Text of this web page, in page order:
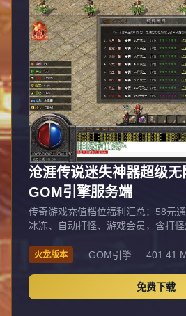
沧涯传说迷失神器超级
GOM引擎服务端
传奇游戏充值档位福利汇总：58元
冰冻、自动打怪、游戏会员，含打怪
古爆率地图，每日领3.0杀怪爆率卷
刀。200小资关档同享基础福利，额
（传送）。500元土豪档送神豪助令
5.0杀怪爆率卷，攻速+300%，未知
火龙版本 GOM引擎 401.41
免费下载